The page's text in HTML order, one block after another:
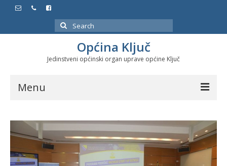
Search
for:
Općina Ključ
Jedinstveni općinski organ uprave općine Ključ
Menu
Službeni glasnici
Javne nabavke